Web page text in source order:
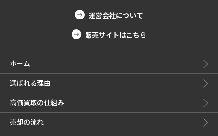
運営会社について
販売サイトはこちら
ホーム
選ばれる理由
高価買取の仕組み
売却の流れ